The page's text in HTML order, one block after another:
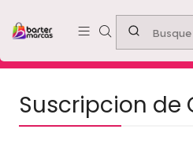
Emprende con nosotros -
Inicio
Suscripcion de